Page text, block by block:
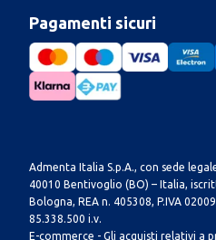
Pagamenti sicuri
Admenta Italia S.p.A., con sede
40010 Bentivoglio (BO) – Italia,
Bologna, REA n. 405308, P.IVA
85.338.500 i.v.
E-commerce - Gli acquisti relativi